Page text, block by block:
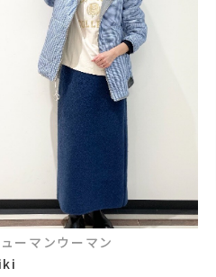
ーマンウーマン